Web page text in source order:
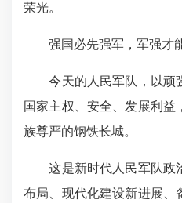
荣光。
强国必先强军，军强才能
今天的人民军队，以顽
国家主权、安全、发展利益
族尊严的钢铁长城。
这是新时代人民军队政
布局、现代化建设新进展、